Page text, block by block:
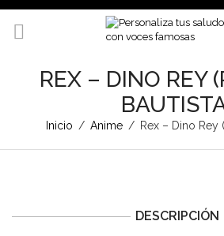
REX – DINO REY
Inicio / Anime / Rex – Dino Rey
DESCRIPCIÓN